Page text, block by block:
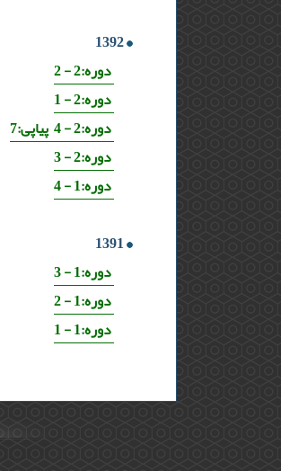
1392
دوره:2 - 2
دوره:2 - 1
دوره:2 - 4 پیاپی:7
دوره:2 - 3
دوره:1 - 4
1391
دوره:1 - 3
دوره:1 - 2
دوره:1 - 1